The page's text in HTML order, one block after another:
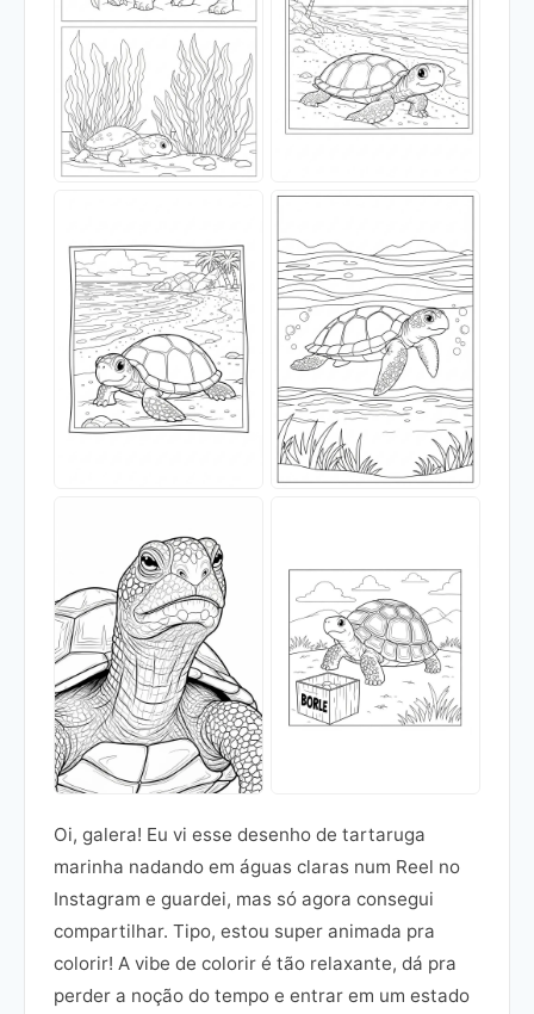
Oi, galera! Eu vi esse desenho de tartaruga
marinha nadando em águas claras num Reel no
Instagram e guardei, mas só agora consegui
compartilhar. Tipo, estou super animada pra
colorir! A vibe de colorir é tão relaxante, dá pra
perder a noção do tempo e entrar em um estado